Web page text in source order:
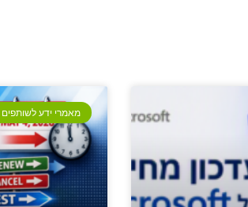
מאמרי ידע לשותפים